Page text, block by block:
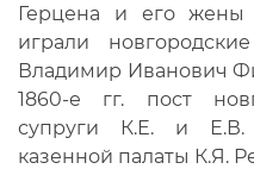
Герцена и его жены
играли
Владимир Иванович
1860-е гг. пост
супруги К.Е. и Е.В.
казенной палаты К.Я.